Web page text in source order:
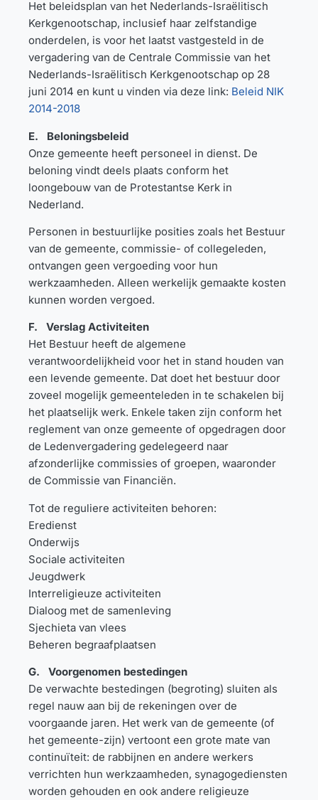
Het beleidsplan van het Nederlands-Israëlitisch
Kerkgenootschap, inclusief haar zelfstandige
onderdelen, is voor het laatst vastgesteld in de
vergadering van de Centrale Commissie van het
Nederlands-Israëlitisch Kerkgenootschap op 28
juni 2014 en kunt u vinden via deze link: Beleid NIK
2014-2018
E. Beloningsbeleid
Onze gemeente heeft personeel in dienst. De
beloning vindt deels plaats conform het
loongebouw van de Protestantse Kerk in
Nederland.
Personen in bestuurlijke posities zoals het Bestuur
van de gemeente, commissie- of collegeleden,
ontvangen geen vergoeding voor hun
werkzaamheden. Alleen werkelijk gemaakte kosten
kunnen worden vergoed.
F. Verslag Activiteiten
Het Bestuur heeft de algemene
verantwoordelijkheid voor het in stand houden van
een levende gemeente. Dat doet het bestuur door
zoveel mogelijk gemeenteleden in te schakelen bij
het plaatselijk werk. Enkele taken zijn conform het
reglement van onze gemeente of opgedragen door
de Ledenvergadering gedelegeerd naar
afzonderlijke commissies of groepen, waaronder
de Commissie van Financiën.
Tot de reguliere activiteiten behoren:
Eredienst
Onderwijs
Sociale activiteiten
Jeugdwerk
Interreligieuze activiteiten
Dialoog met de samenleving
Sjechieta van vlees
Beheren begraafplaatsen
G. Voorgenomen bestedingen
De verwachte bestedingen (begroting) sluiten als
regel nauw aan bij de rekeningen over de
voorgaande jaren. Het werk van de gemeente (of
het gemeente-zijn) vertoont een grote mate van
continuïteit: de rabbijnen en andere werkers
verrichten hun werkzaamheden, synagogediensten
worden gehouden en ook andere religieuze